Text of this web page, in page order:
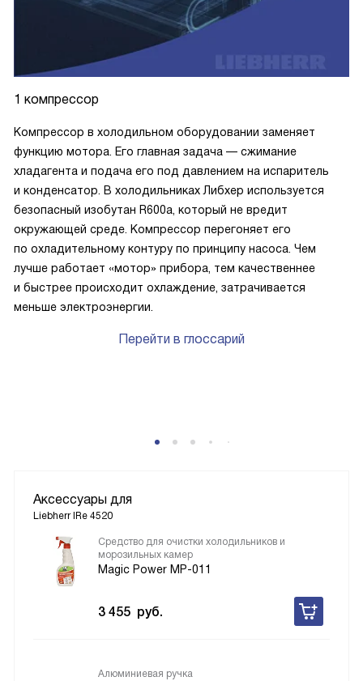
1 компрессор
Компрессор в холодильном оборудовании заменяет
функцию мотора. Его главная задача — сжимание
хладагента и подача его под давлением на испаритель
и конденсатор. В холодильниках Либхер используется
безопасный изобутан R600a, который не вредит
окружающей среде. Компрессор перегоняет его
по охладительному контуру по принципу насоса. Чем
лучше работает «мотор» прибора, тем качественнее
и быстрее происходит охлаждение, затрачивается
меньше электроэнергии.
Перейти в глоссарий
Аксессуары для
Liebherr IRe 4520
Средство для очистки холодильников и
морозильных камер
Magic Power MP-011
3 455 руб.
Алюминиевая ручка